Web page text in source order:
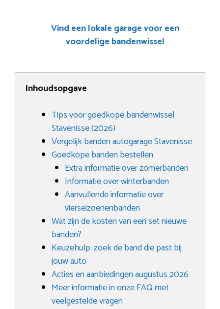
Vind een lokale garage voor een
voordelige bandenwissel
Inhoudsopgave
Tips voor goedkope bandenwissel
Stavenisse (2026)
Vergelijk banden autogarage Stavenisse
Goedkope banden bestellen
Extra informatie over zomerbanden
Informatie over winterbanden
Aanvullende informatie over
vierseizoenenbanden
Wat zijn de kosten van een set nieuwe
banden?
Keuzehulp: zoek de band die past bij
jouw auto
Acties en aanbiedingen augustus 2026
Meer informatie in onze FAQ met
veelgestelde vragen